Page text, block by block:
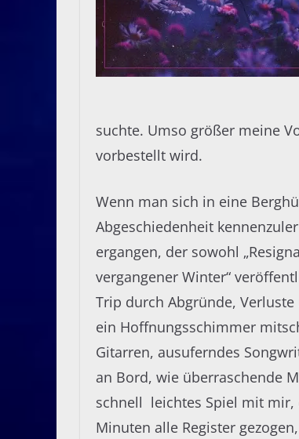
suchte. Umso größer meine
vorbestellt wird.
Wenn man sich in eine
Abgeschiedenheit
ergangen, der sowohl
vergangener Winter“
Trip durch Abgründe,
ein Hoffnungsschimmer
Gitarren, ausuferndes
an Bord, wie überraschende
schnell leichtes Spiel mit mir,
Minuten alle Register